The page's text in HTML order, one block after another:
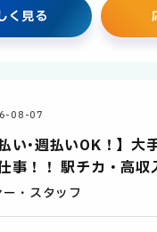
く見る
08-07
い･週払いOK！】大
事！！ 駅チカ・高収
・スタッフ